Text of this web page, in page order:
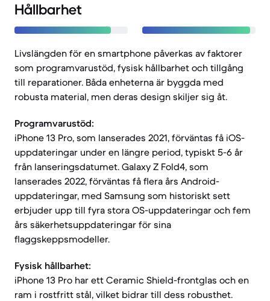
Hållbarhet
Livslängden för en smartphone påverkas av faktorer
som programvarustöd, fysisk hållbarhet och tillgång
till reparationer. Båda enheterna är byggda med
robusta material, men deras design skiljer sig åt.
Programvarustöd:
iPhone 13 Pro, som lanserades 2021, förväntas få iOS-
uppdateringar under en längre period, typiskt 5-6 år
från lanseringsdatumet. Galaxy Z Fold4, som
lanserades 2022, förväntas få flera års Android-
uppdateringar, med Samsung som historiskt sett
erbjuder upp till fyra stora OS-uppdateringar och fem
års säkerhetsuppdateringar för sina
flaggskeppsmodeller.
Fysisk hållbarhet:
iPhone 13 Pro har ett Ceramic Shield-frontglas och en
ram i rostfritt stål, vilket bidrar till dess robusthet.